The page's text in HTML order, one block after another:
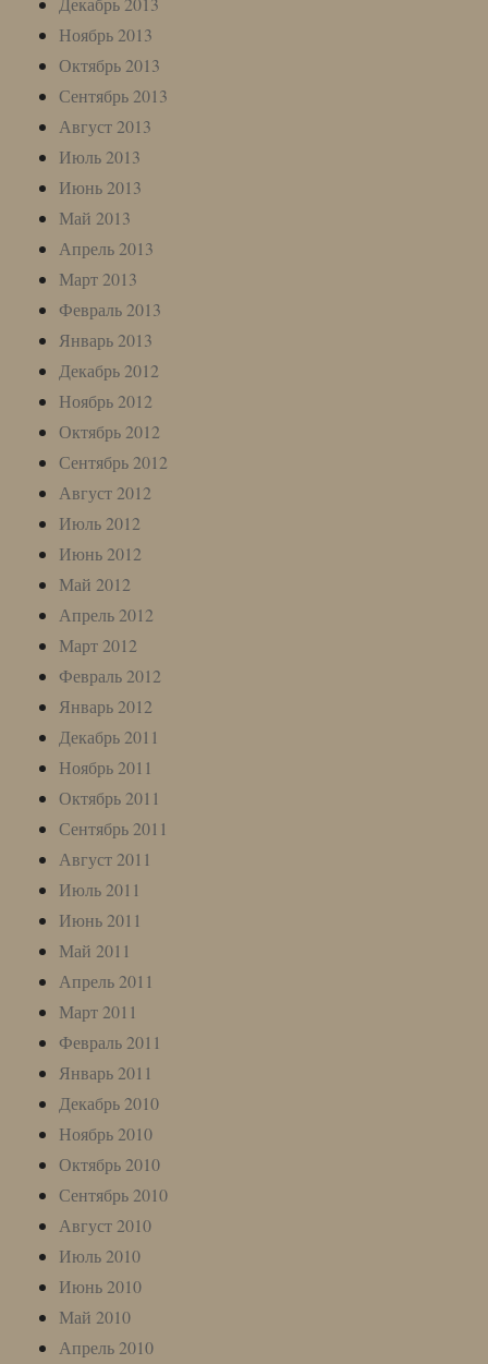
Ноябрь 2013
Октябрь 2013
Сентябрь 2013
Август 2013
Июль 2013
Июнь 2013
Май 2013
Апрель 2013
Март 2013
Февраль 2013
Январь 2013
Декабрь 2012
Ноябрь 2012
Октябрь 2012
Сентябрь 2012
Август 2012
Июль 2012
Июнь 2012
Май 2012
Апрель 2012
Март 2012
Февраль 2012
Январь 2012
Декабрь 2011
Ноябрь 2011
Октябрь 2011
Сентябрь 2011
Август 2011
Июль 2011
Июнь 2011
Май 2011
Апрель 2011
Март 2011
Февраль 2011
Январь 2011
Декабрь 2010
Ноябрь 2010
Октябрь 2010
Сентябрь 2010
Август 2010
Июль 2010
Июнь 2010
Май 2010
Апрель 2010